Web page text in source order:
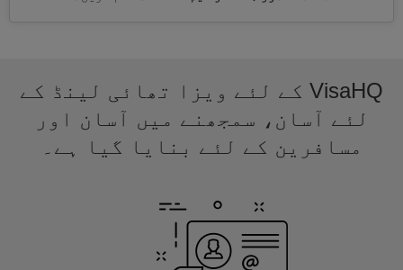
VisaHQ کے لئے ویزا تھائی لینڈ کے
لئے آسان، سمجھنے میں آسان اور
مسافرین کے لئے بنایا گیا ہے۔